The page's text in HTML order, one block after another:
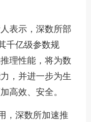
表示，深数所部
千亿级参数规
理性能，将为数
，并进一步为生
高效、安全。
，深数所加速推